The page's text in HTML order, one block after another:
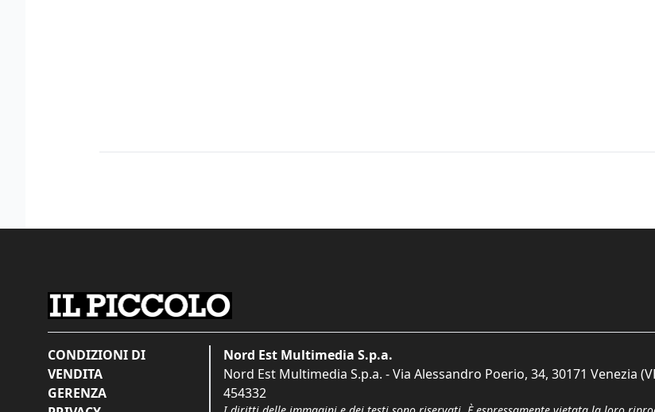
CONDIZIONI DI
VENDITA
GERENZA
Nord Est Multimedia S.p.a.
Nord Est Multimedia S.p.a. - Via Alessandro Poerio, 34, 30171 Venezia
454332